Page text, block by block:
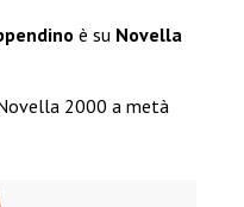
è su Novella
2000 a metà